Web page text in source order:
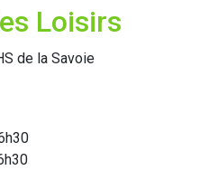
Loisirs
de la Savoie